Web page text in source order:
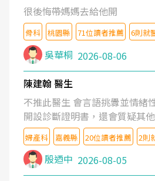
很後悔帶媽媽去給他開
骨科 桃園縣 71位讀者推薦 6則就
吳華桐 2026-08-06
陳建翰 醫生
不推此醫生 會言語挑釁並情緒
開設診斷證明書，還會質疑其
婦產科 嘉義縣 20位讀者推薦 2則
殷迺中 2026-08-05